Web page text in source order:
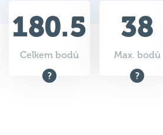
180.5
Celkem bodů
38
Max. bodů